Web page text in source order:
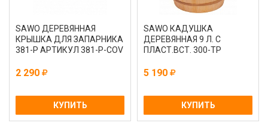
SAWO ДЕРЕВЯННАЯ
КРЫШКА ДЛЯ ЗАПАРНИКА
381-P АРТИКУЛ 381-P-COV
2 290
КУПИТЬ
SAWO КАДУШКА
ДЕРЕВЯННАЯ 9 Л. С
ПЛАСТ.ВСТ. 300-ТР
5 190
КУПИТЬ